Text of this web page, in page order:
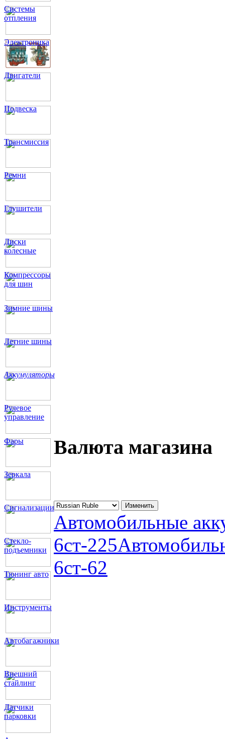
Системы
отпления
Электроника
Двигатели
Подвеска
Трансмиссия
Ремни
Глушители
Диски
колесные
Компрессоры
для шин
Зимние шины
Летние шины
Аккумуляторы
Рулевое
управление
Фары
Зеркала
Сигнализации
Стекло-
подъемники
Тюнинг авто
Инструменты
Автобагажники
Внешний
стайлинг
Датчики
парковки
Валюта магазина
Автомобильные
6ст-225
6ст-62